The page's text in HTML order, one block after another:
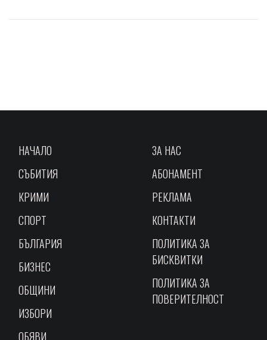
НАЧАЛО
СЪБИТИЯ
КРИМИ
СПОРТ
БЪЛГАРИЯ
БИЗНЕС
ОБЩИНИ
ИЗБОРИ
ОБЯВИ
ЗА НАС
АБОНАМЕНТ
РЕКЛАМА
КОНТАКТИ
ПОЛИТИКА ЗА
БИСКВИТКИ
ПОЛИТИКА ЗА
ПОВЕРИТЕЛНОСТ